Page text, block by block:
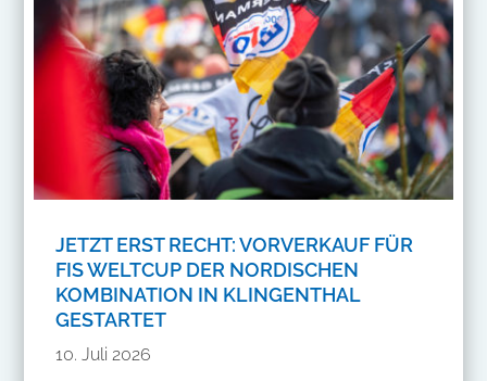
JETZT ERST RECHT: VORVERKAUF FÜR
FIS WELTCUP DER NORDISCHEN
KOMBINATION IN KLINGENTHAL
GESTARTET
10. Juli 2026